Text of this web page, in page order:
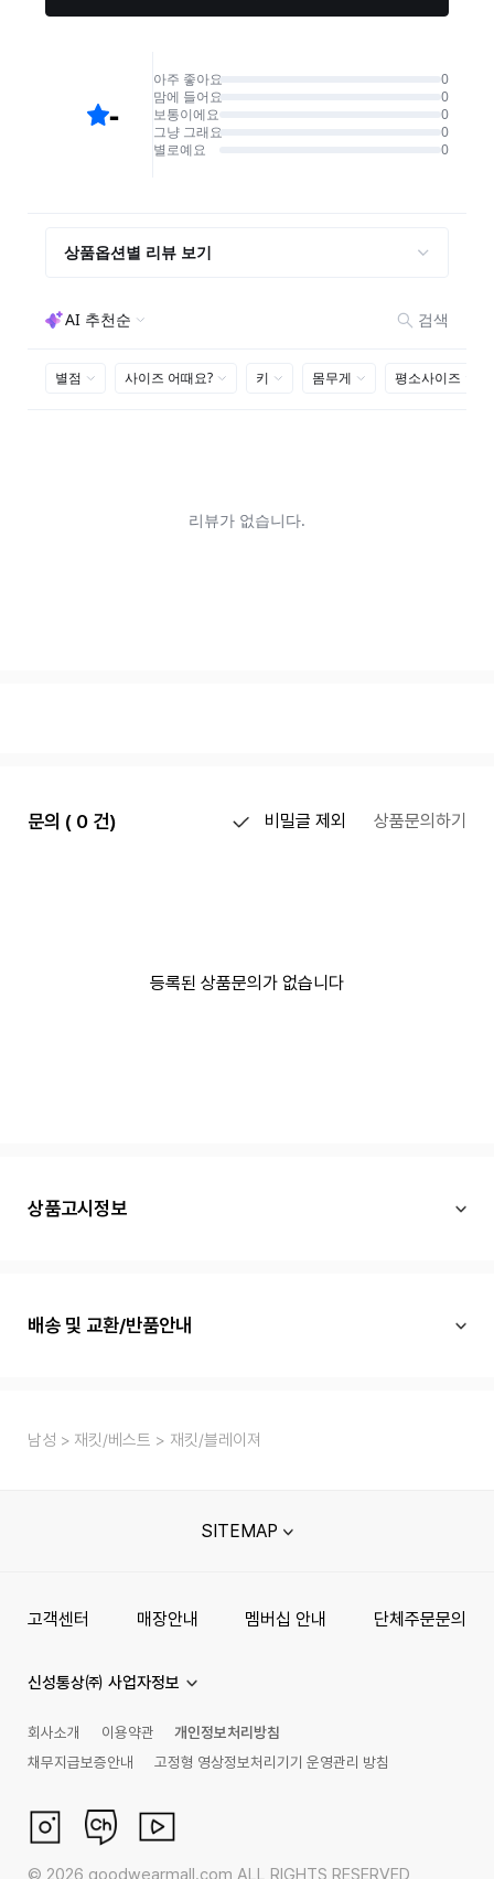
문의 ( 0 건) 비밀글 제외 상품문의하기
등록된 상품문의가 없습니다
상품고시정보
배송 및 교환/반품안내
남성 재킷/베스트 재킷/블레이져
SITEMAP
고객센터 매장안내 멤버십 안내 단체주문문의
신성통상㈜ 사업자정보
회사소개 이용약관
개인정보처리방침
채무지급보증안내
고정형 영상정보처리기기 운영관리 방침